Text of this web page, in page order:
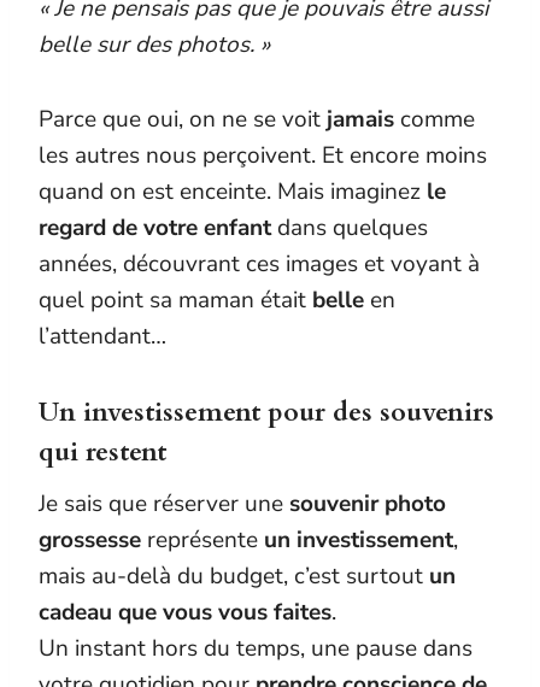
« Je ne pensais pas que je pouvais être aussi
belle sur des photos. »
Parce que oui, on ne se voit jamais comme
les autres nous perçoivent. Et encore moins
quand on est enceinte. Mais imaginez le
regard de votre enfantdans quelques
années, découvrant ces images et voyant à
quel point sa maman était belle en
l’attendant…
Un investissement pour des souvenirs
qui restent
Je sais que réserver une souvenir photo
grossesse représente un investissement,
mais au-delà du budget, c’est surtout un
cadeau que vous vous faites.
Un instant hors du temps, une pause dans